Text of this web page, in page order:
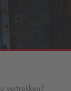
vertrekken?